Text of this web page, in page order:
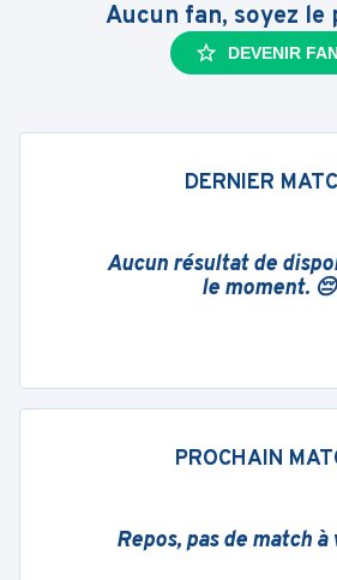
Aucun fan, soyez le
DEVENIR
DERNIER
Aucun résultat de
le moment. 😔
PROCHAIN
Repos, pas de match